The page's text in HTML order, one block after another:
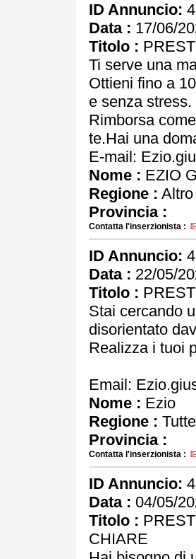
ID Annuncio:
Data : 17/06/
Titolo :
Ti serve una
Ottieni fino a
e senza stress.
Rimborsa
te.Hai una
E-mail:
Nome : EZIO
Regione :
Provincia :
Contatta l'inserzionista :
ID Annuncio:
Data : 22/05/
Titolo :
Stai cercando
disorientato
Realizza i tuoi
Email:
Nome : Ezio
Regione :
Provincia :
Contatta l'inserzionista :
ID Annuncio:
Data : 04/05/
Titolo :
CHIARE